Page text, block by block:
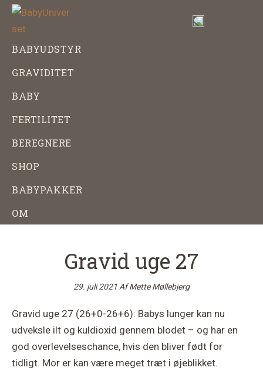
Skip
direkte
BabyUniverset
Alt
baby,
graviditet
babyudstyr
BABYUDSTYR
GRAVIDITET
BABY
FERTILITET
BEREGNERE
SHOP
BABYPAKKER
OM
Gravid uge 27
29. juli 2021 AfMette Møllebjerg
Gravid uge 27 (26+0-26+6): Babys lunger kan nu
udveksle ilt og kuldioxid gennem blodet – og har en
god overlevelseschance, hvis den bliver født for
tidligt. Mor er kan være meget træt i øjeblikket.